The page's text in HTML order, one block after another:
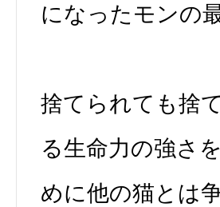
になったモンの
捨てられても捨
る生命力の強さ
めに他の猫とは